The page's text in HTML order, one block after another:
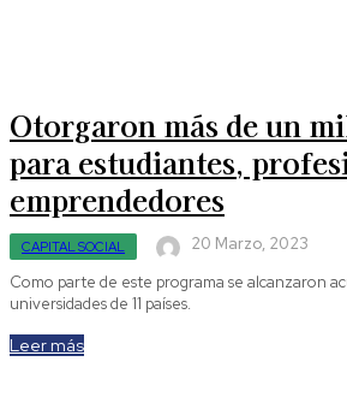
Otorgaron más de un
para estudiantes,
emprendedores
CAPITAL SOCIAL
20 Marzo, 2023
Como parte de este programa se alcanzaron
universidades de 11 países.
Leer más